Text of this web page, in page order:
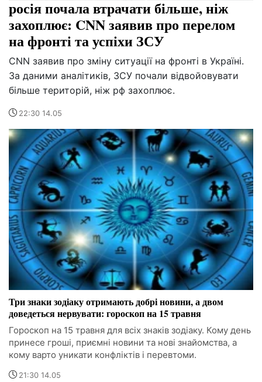
росія почала втрачати більше, ніж
захоплює: CNN заявив про перелом
на фронті та успіхи ЗСУ
CNN заявив про зміну ситуації на фронті в Україні.
За даними аналітиків, ЗСУ почали відвойовувати
більше територій, ніж рф захоплює.
22:30 14.05
Три знаки зодіаку отримають добрі новини, а двом
доведеться нервувати: гороскоп на 15 травня
Гороскоп на 15 травня для всіх знаків зодіаку. Кому день
принесе гроші, приємні новини та нові знайомства, а
кому варто уникати конфліктів і перевтоми.
21:30 14.05